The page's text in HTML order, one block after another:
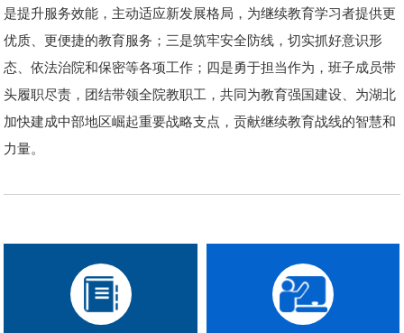
是提升服务效能，主动适应新发展格局，为继续教育学习者提供更
优质、更便捷的教育服务；三是筑牢安全防线，切实抓好意识形
态、依法治院和保密等各项工作；四是勇于担当作为，班子成员带
头履职尽责，团结带领全院教职工，共同为教育强国建设、为湖北
加快建成中部地区崛起重要战略支点，贡献继续教育战线的智慧和
力量。